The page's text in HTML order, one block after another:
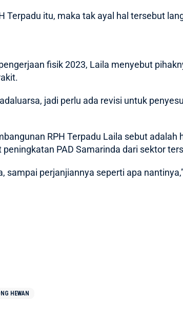
Terpadu itu, maka tak ayal hal tersebut
fisik 2023, Laila menyebut
jadi perlu ada revisi untuk
RPH Terpadu Laila sebut adalah
PAD Samarinda dari sektor
perjanjiannya seperti apa
HEWAN